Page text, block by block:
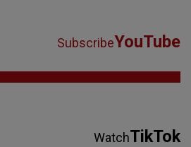
SubscribeYouTube
WatchTikTok